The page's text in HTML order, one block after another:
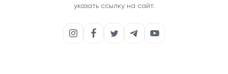
указать ссылку на сайт.